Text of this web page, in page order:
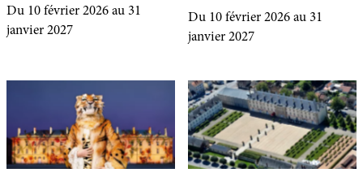
Du 10 février 2026 au 31
janvier 2027
Du 10 février 2026 au 31
janvier 2027